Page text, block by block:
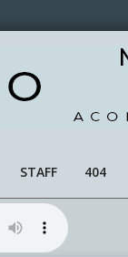
STAFF 404